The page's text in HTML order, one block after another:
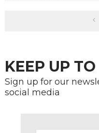
KEEP UP
Sign up for our
social media